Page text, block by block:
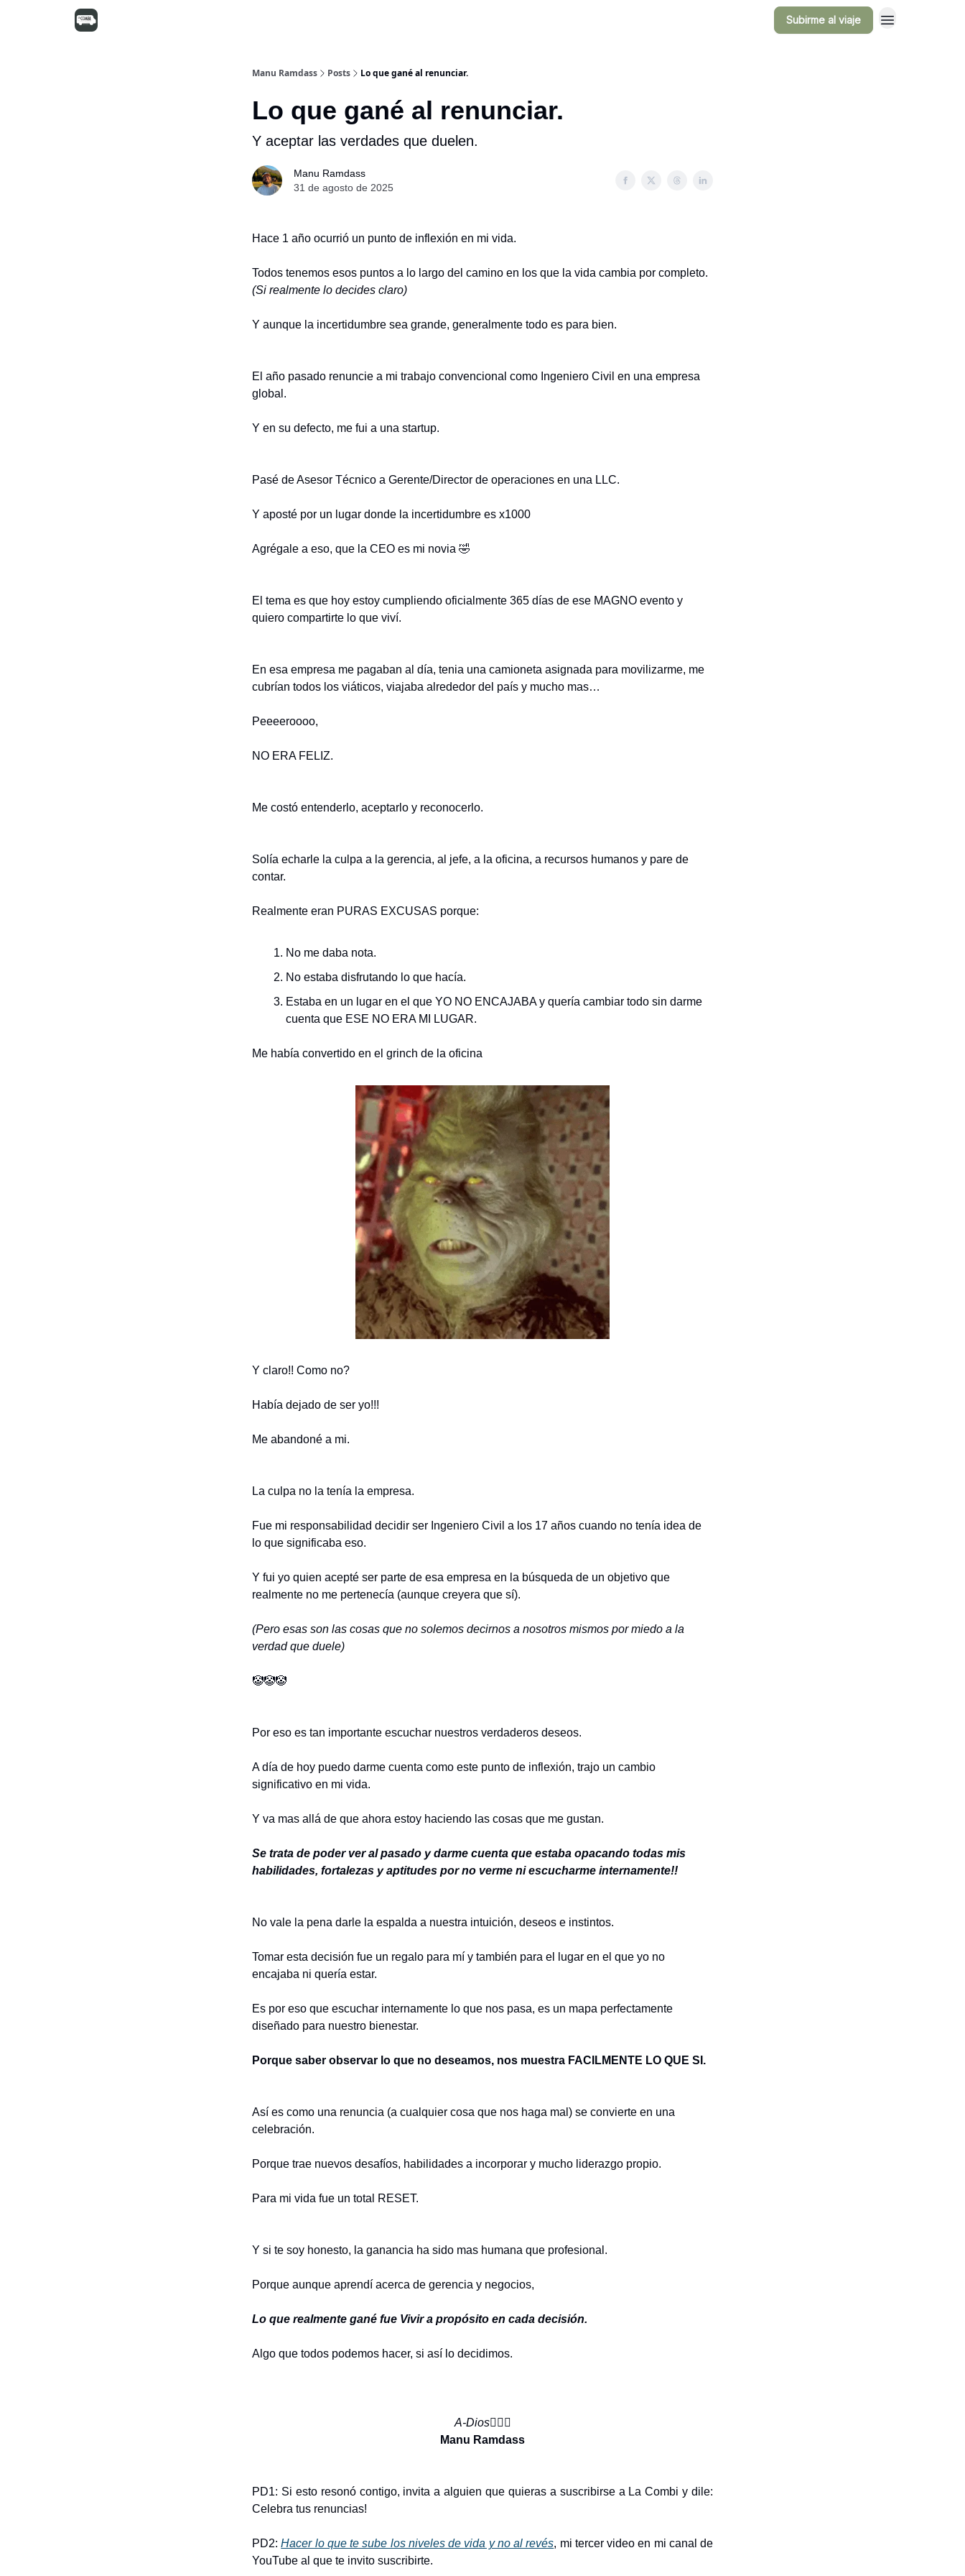
Subirme al viaje
Manu Ramdass Posts Lo que gané al renunciar.
Lo que gané al renunciar.
Y aceptar las verdades que duelen.
Manu Ramdass
31 de agosto de 2025
Hace 1 año ocurrió un punto de inflexión en mi vida.
Todos tenemos esos puntos a lo largo del camino en los que la vida cambia por completo.
(Si realmente lo decides claro)
Y aunque la incertidumbre sea grande, generalmente todo es para bien.
El año pasado renuncie a mi trabajo convencional como Ingeniero Civil en una empresa
global.
Y en su defecto, me fui a una startup.
Pasé de Asesor Técnico a Gerente/Director de operaciones en una LLC.
Y aposté por un lugar donde la incertidumbre es x1000
Agrégale a eso, que la CEO es mi novia 🤣
El tema es que hoy estoy cumpliendo oficialmente 365 días de ese MAGNO evento y
quiero compartirte lo que viví.
En esa empresa me pagaban al día, tenia una camioneta asignada para movilizarme, me
cubrían todos los viáticos, viajaba alrededor del país y mucho mas…
Peeeeroooo,
NO ERA FELIZ.
Me costó entenderlo, aceptarlo y reconocerlo.
Solía echarle la culpa a la gerencia, al jefe, a la oficina, a recursos humanos y pare de
contar.
Realmente eran PURAS EXCUSAS porque:
No me daba nota.
No estaba disfrutando lo que hacía.
Estaba en un lugar en el que YO NO ENCAJABA y quería cambiar todo sin darme
cuenta que ESE NO ERA MI LUGAR.
Me había convertido en el grinch de la oficina
Y claro!! Como no?
Había dejado de ser yo!!!
Me abandoné a mi.
La culpa no la tenía la empresa.
Fue mi responsabilidad decidir ser Ingeniero Civil a los 17 años cuando no tenía idea de
lo que significaba eso.
Y fui yo quien acepté ser parte de esa empresa en la búsqueda de un objetivo que
realmente no me pertenecía (aunque creyera que sí).
(Pero esas son las cosas que no solemos decirnos a nosotros mismos por miedo a la
verdad que duele)
🤡🤡🤡
Por eso es tan importante escuchar nuestros verdaderos deseos.
A día de hoy puedo darme cuenta como este punto de inflexión, trajo un cambio
significativo en mi vida.
Y va mas allá de que ahora estoy haciendo las cosas que me gustan.
Se trata de poder ver al pasado y darme cuenta que estaba opacando todas mis
habilidades, fortalezas y aptitudes por no verme ni escucharme internamente!!
No vale la pena darle la espalda a nuestra intuición, deseos e instintos.
Tomar esta decisión fue un regalo para mí y también para el lugar en el que yo no
encajaba ni quería estar.
Es por eso que escuchar internamente lo que nos pasa, es un mapa perfectamente
diseñado para nuestro bienestar.
Porque saber observar lo que no deseamos, nos muestra FACILMENTE LO QUE SI.
Así es como una renuncia (a cualquier cosa que nos haga mal) se convierte en una
celebración.
Porque trae nuevos desafíos, habilidades a incorporar y mucho liderazgo propio.
Para mi vida fue un total RESET.
Y si te soy honesto, la ganancia ha sido mas humana que profesional.
Porque aunque aprendí acerca de gerencia y negocios,
Lo que realmente gané fue Vivir a propósito en cada decisión.
Algo que todos podemos hacer, si así lo decidimos.
A-Dios✋🏼🌿
Manu Ramdass
PD1: Si esto resonó contigo, invita a alguien que quieras a suscribirse a La Combi y dile:
Celebra tus renuncias!
PD2:Hacer lo que te sube los niveles de vida y no al revés, mi tercer video en mi canal de
YouTube al que te invito suscribirte.